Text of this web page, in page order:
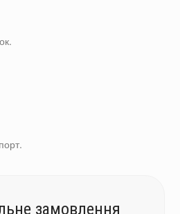
замовлення